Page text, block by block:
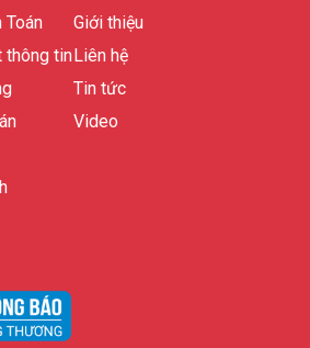
Toán
thông tin
Giới thiệu
Liên hệ
Tin tức
Video